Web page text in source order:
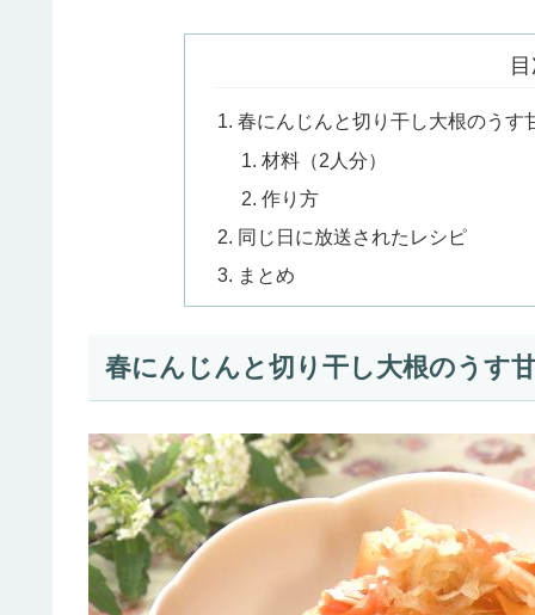
春にんじんと切り干し大根のうす
材料（2人分）
作り方
同じ日に放送されたレシピ
まとめ
春にんじんと切り干し大根のうす